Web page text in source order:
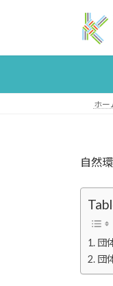
ン
へ
ー
ョ
ホー
自然
団
団